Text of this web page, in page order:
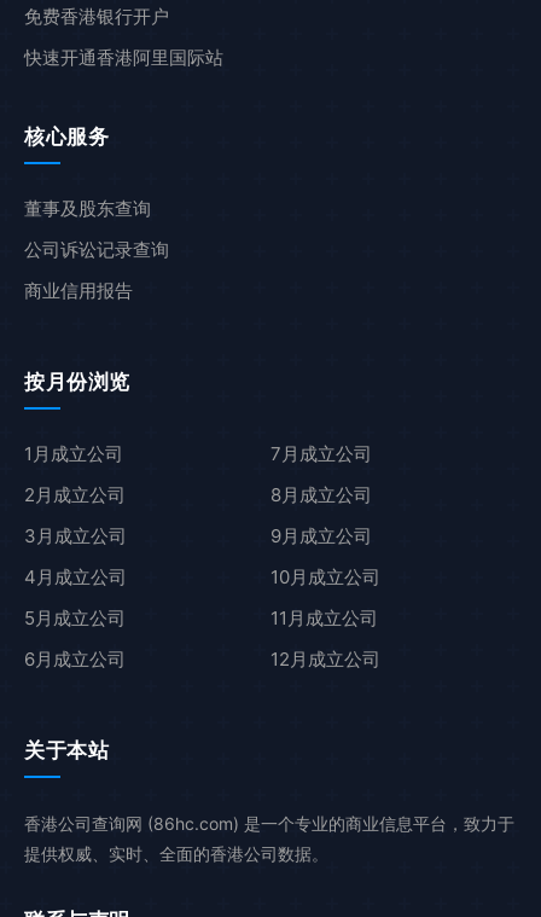
免费香港银行开户
快速开通香港阿里国际站
核心服务
董事及股东查询
公司诉讼记录查询
商业信用报告
按月份浏览
1月成立公司
2月成立公司
3月成立公司
4月成立公司
5月成立公司
6月成立公司
7月成立公司
8月成立公司
9月成立公司
10月成立公司
11月成立公司
12月成立公司
关于本站
香港公司查询网 (86hc.com) 是一个专业的商业信息平台，致力于
提供权威、实时、全面的香港公司数据。